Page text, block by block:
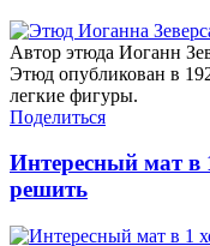
Автор этюда Иоганн
Этюд опубликован в
легкие фигуры.
Поделиться
Интересный мат в
решить